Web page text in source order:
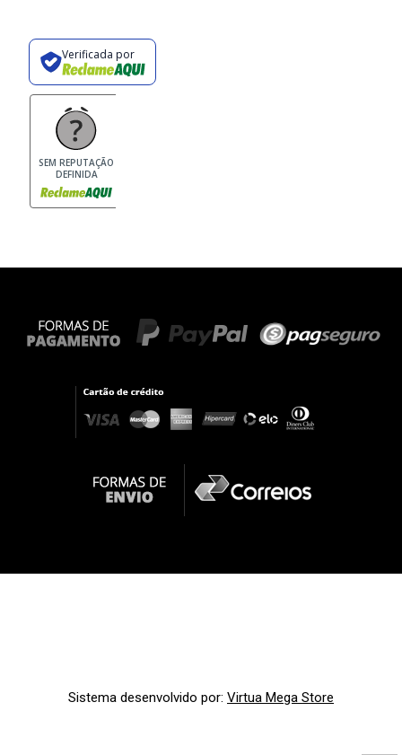
Verificada por
SEM REPUTAÇÃO
DEFINIDA
Sistema desenvolvido por: Virtua Mega Store